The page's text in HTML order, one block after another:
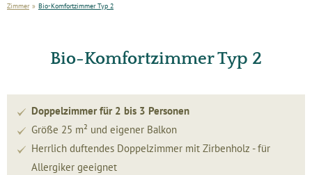
Zimmer » Bio-Komfortzimmer Typ 2
Bio-Komfortzimmer Typ 2
Doppelzimmer für 2 bis 3 Personen
Größe 25 m² und eigener Balkon
Herrlich duftendes Doppelzimmer mit Zirbenholz - für
Allergiker geeignet